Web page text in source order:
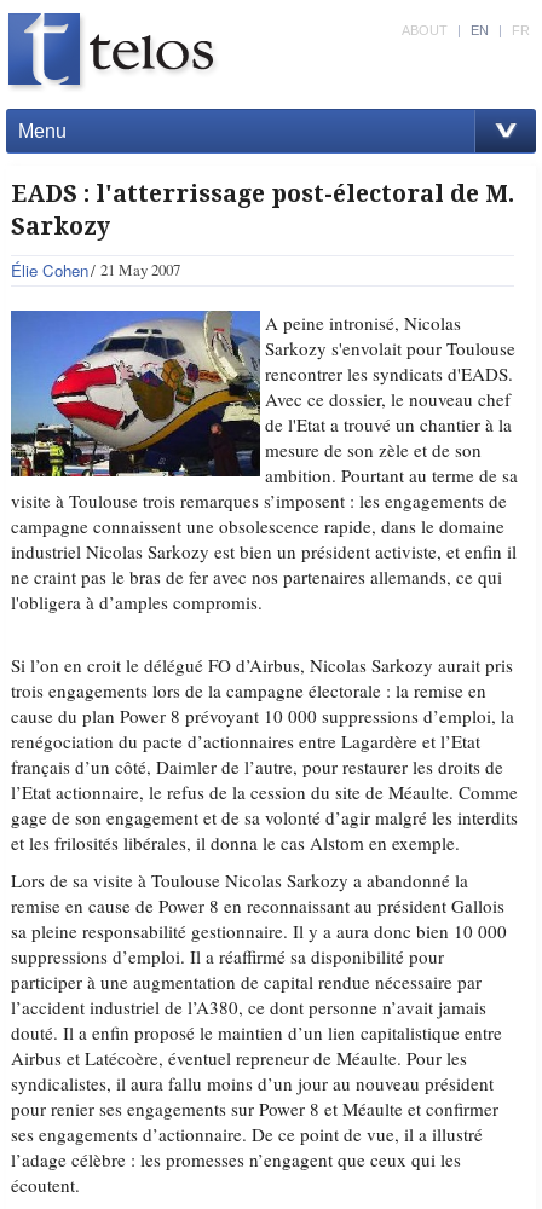
Menu
ABOUT | EN | FR
EADS : l'atterrissage post-électoral de M.
Sarkozy
Élie Cohen 21 May 2007
A peine intronisé, Nicolas
Sarkozy s'envolait pour Toulouse
rencontrer les syndicats d'EADS.
Avec ce dossier, le nouveau chef
de l'Etat a trouvé un chantier à la
mesure de son zèle et de son
ambition. Pourtant au terme de sa
visite à Toulouse trois remarques s’imposent : les engagements de
campagne connaissent une obsolescence rapide, dans le domaine
industriel Nicolas Sarkozy est bien un président activiste, et enfin il
ne craint pas le bras de fer avec nos partenaires allemands, ce qui
l'obligera à d’amples compromis.
Si l’on en croit le délégué FO d’Airbus, Nicolas Sarkozy aurait pris
trois engagements lors de la campagne électorale : la remise en
cause du plan Power 8 prévoyant 10 000 suppressions d’emploi, la
renégociation du pacte d’actionnaires entre Lagardère et l’Etat
français d’un côté, Daimler de l’autre, pour restaurer les droits de
l’Etat actionnaire, le refus de la cession du site de Méaulte. Comme
gage de son engagement et de sa volonté d’agir malgré les interdits
et les frilosités libérales, il donna le cas Alstom en exemple.
Lors de sa visite à Toulouse Nicolas Sarkozy a abandonné la
remise en cause de Power 8 en reconnaissant au président Gallois
sa pleine responsabilité gestionnaire. Il y a aura donc bien 10 000
suppressions d’emploi. Il a réaffirmé sa disponibilité pour
participer à une augmentation de capital rendue nécessaire par
l’accident industriel de l’A380, ce dont personne n’avait jamais
douté. Il a enfin proposé le maintien d’un lien capitalistique entre
Airbus et Latécoère, éventuel repreneur de Méaulte. Pour les
syndicalistes, il aura fallu moins d’un jour au nouveau président
pour renier ses engagements sur Power 8 et Méaulte et confirmer
ses engagements d’actionnaire. De ce point de vue, il a illustré
l’adage célèbre : les promesses n’engagent que ceux qui les
écoutent.